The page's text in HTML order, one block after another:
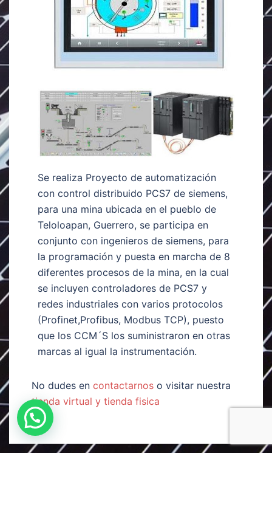
Se realiza Proyecto de automatización
con control distribuido PCS7 de siemens,
para una mina ubicada en el pueblo de
Teloloapan, Guerrero, se participa en
conjunto con ingenieros de siemens, para
la programación y puesta en marcha de 8
diferentes procesos de la mina, en la cual
se incluyen controladores de PCS7 y
redes industriales con varios protocolos
(Profinet,Profibus, Modbus TCP), puesto
que los CCM´S los suministraron en otras
marcas al igual la instrumentación.
No dudes en contactarnos o visitar nuestra
tienda virtual y tienda fisica